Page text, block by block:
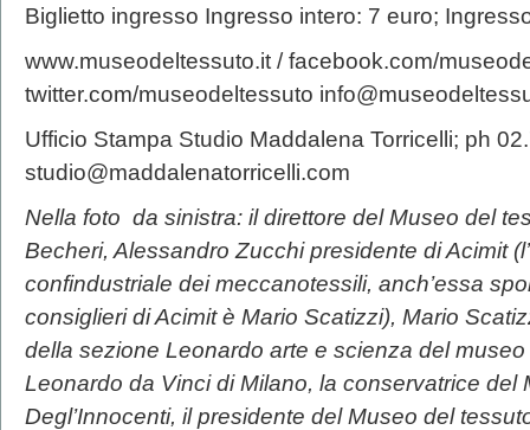
Biglietto ingresso Ingresso intero: 7 euro;
www.museodeltessuto.it / facebook.com/
twitter.com/museodeltessuto
Ufficio Stampa Studio Maddalena Torricelli; ph
studio@maddalenatorricelli.com
Nella foto da sinistra: il direttore del Museo del
Becheri, Alessandro Zucchi presidente di Acimit
confindustriale dei meccanotessili, anch’essa
consiglieri di Acimit è Mario Scatizzi), Mario
della sezione Leonardo arte e scienza del
Leonardo da Vinci di Milano, la conservatrice del
Degl’Innocenti, il presidente del Museo del